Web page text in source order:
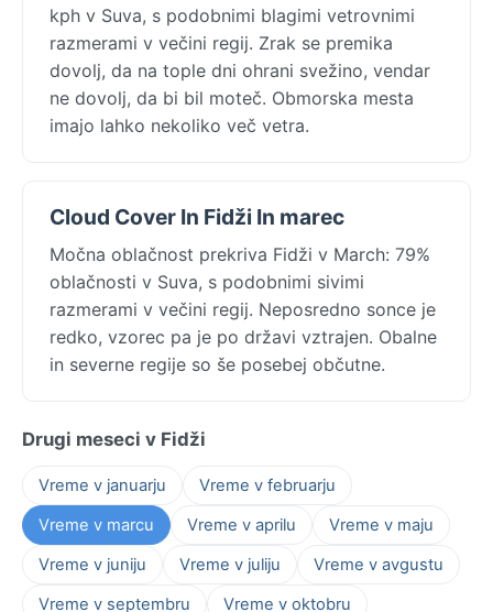
kph v Suva, s podobnimi blagimi vetrovnimi
razmerami v večini regij. Zrak se premika
dovolj, da na tople dni ohrani svežino, vendar
ne dovolj, da bi bil moteč. Obmorska mesta
imajo lahko nekoliko več vetra.
Cloud Cover In Fidži In marec
Močna oblačnost prekriva Fidži v March: 79%
oblačnosti v Suva, s podobnimi sivimi
razmerami v večini regij. Neposredno sonce je
redko, vzorec pa je po državi vztrajen. Obalne
in severne regije so še posebej občutne.
Drugi meseci v Fidži
Vreme v januarju
Vreme v februarju
Vreme v marcu
Vreme v aprilu
Vreme v maju
Vreme v juniju
Vreme v juliju
Vreme v avgustu
Vreme v septembru
Vreme v oktobru